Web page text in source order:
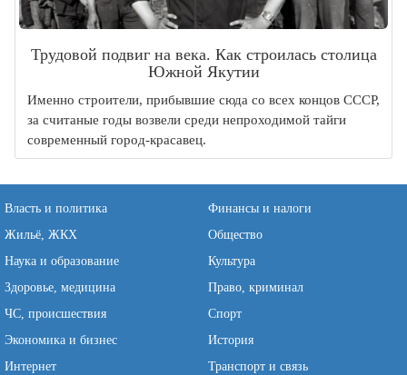
Трудовой подвиг на века. Как строилась столица
Южной Якутии
Именно строители, прибывшие сюда со всех концов СССР,
за считаные годы возвели среди непроходимой тайги
современный город-красавец.
Власть и политика
Финансы и налоги
Жильё, ЖКХ
Общество
Наука и образование
Культура
Здоровье, медицина
Право, криминал
ЧС, происшествия
Спорт
Экономика и бизнес
История
Интернет
Транспорт и связь